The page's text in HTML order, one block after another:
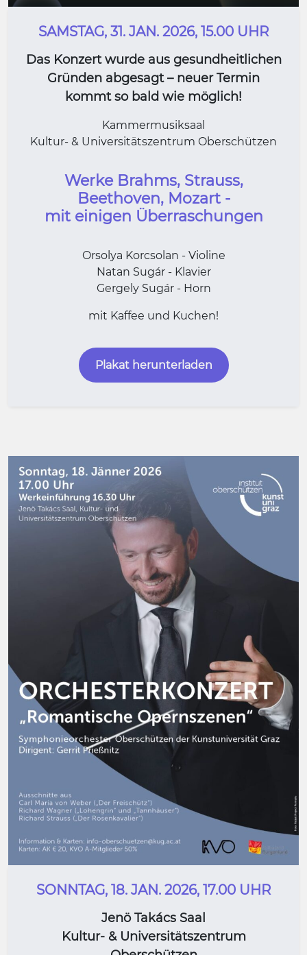
SAMSTAG, 31. JAN. 2026, 15.00 UHR
Das Konzert wurde aus gesundheitlichen
Gründen abgesagt – neuer Termin
kommt so bald wie möglich!
Kammermusiksaal
Kultur- & Universitätszentrum Oberschützen
Werke Brahms, Strauss,
Beethoven, Mozart -
mit einigen Überraschungen
Orsolya Korcsolan - Violine
Natan Sugár - Klavier
Gergely Sugár - Horn
mit Kaffee und Kuchen!
Plakat herunterladen
SONNTAG, 18. JAN. 2026, 17.00 UHR
Jenö Takács Saal
Kultur- & Universitätszentrum